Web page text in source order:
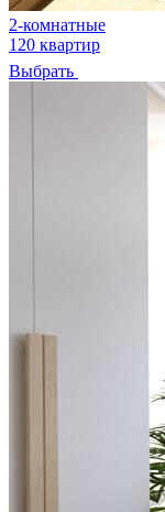
2-комнатные
120 квартир
Выбрать